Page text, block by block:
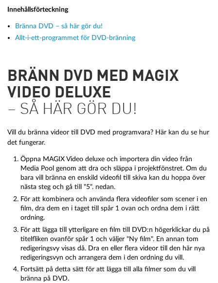
Innehållsförteckning
Bränna DVD – så här gör du!
Allt-i-ett-programmet för DVD-bränning
BRÄNN DVD MED MAGIX
VIDEO DELUXE
– SÅ HÄR GÖR DU!
Vill du bränna videor till DVD med programvara? Här kan du se hur
det fungerar.
Öppna MAGIX Video deluxe och importera din video från
Media Pool genom att dra och släppa i projektfönstret. Om du
bara vill bränna en enskild videofil till skiva kan du hoppa över
nästa steg och gå till "5". nedan.
För att kombinera och använda flera videofiler som scener i en
film, dra dem en i taget till spår 1 ovan och ordna dem i rätt
ordning.
För att lägga till ytterligare en film till DVD:n högerklickar du på
titelfliken ovanför spår 1 och väljer "Ny film". En annan tom
redigeringsvy visas då. Dra en eller flera videor till den här nya
redigeringsvyn och arrangera dem i den ordning du vill.
Fortsätt på detta sätt för att lägga till alla filmer som du vill
bränna på DVD.